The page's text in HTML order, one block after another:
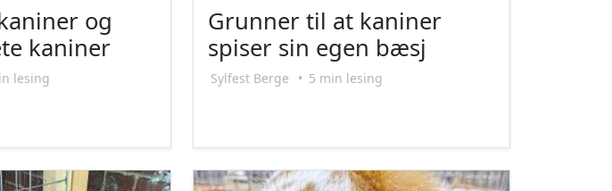
og
kaniner
lesing
Grunner til at kaniner
spiser sin egen bæsj
Sylfest Berge • 5 min lesing